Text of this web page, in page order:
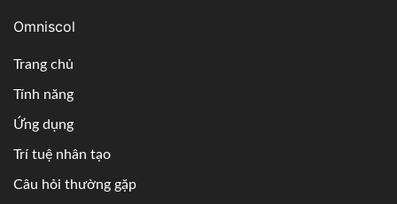
Omniscol
Trang chủ
Tính năng
Ứng dụng
Trí tuệ nhân tạo
Câu hỏi thường gặp